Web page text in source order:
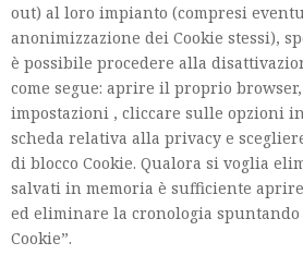
out) al loro impianto (compresi
anonimizzazione dei Cookie stessi),
è possibile procedere alla
come segue: aprire il proprio
impostazioni , cliccare sulle opzioni
scheda relativa alla privacy e
di blocco Cookie. Qualora si voglia
salvati in memoria è sufficiente
ed eliminare la cronologia spuntando
Cookie”.